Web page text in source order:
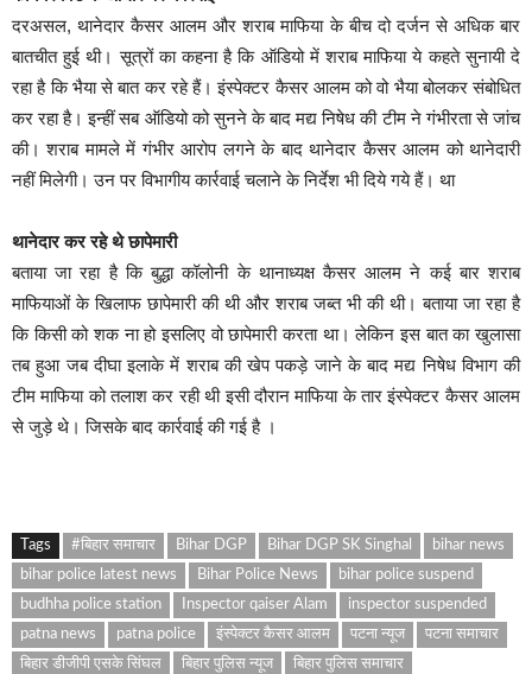
दरअसल, थानेदार कैसर आलम और शराब माफिया के बीच दो दर्जन से अधिक बार
बातचीत हुई थी। सूत्रों का कहना है कि ऑडियो में शराब माफिया ये कहते सुनायी दे
रहा है कि भैया से बात कर रहे हैं। इंस्पेक्टर कैसर आलम को वो भैया बोलकर संबोधित
कर रहा है। इन्हीं सब ऑडियो को सुनने के बाद मद्य निषेध की टीम ने गंभीरता से जांच
की। शराब मामले में गंभीर आरोप लगने के बाद थानेदार कैसर आलम को थानेदारी
नहीं मिलेगी। उन पर विभागीय कार्रवाई चलाने के निर्देश भी दिये गये हैं। था
थानेदार कर रहे थे छापेमारी
बताया जा रहा है कि बुद्धा कॉलोनी के थानाध्यक्ष कैसर आलम ने कई बार शराब
माफियाओं के खिलाफ छापेमारी की थी और शराब जब्त भी की थी। बताया जा रहा है
कि किसी को शक ना हो इसलिए वो छापेमारी करता था। लेकिन इस बात का खुलासा
तब हुआ जब दीघा इलाके में शराब की खेप पकड़े जाने के बाद मद्य निषेध विभाग की
टीम माफिया को तलाश कर रही थी इसी दौरान माफिया के तार इंस्पेक्टर कैसर आलम
से जुड़े थे। जिसके बाद कार्रवाई की गई है ।
Tags #बिहार समाचार Bihar DGP Bihar DGP SK Singhal
bihar news
bihar police latest news
Bihar Police News
bihar police suspend
budhha police station
Inspector qaiser Alam
inspector suspended
patna news
patna police इंस्पेक्टर कैसर आलम पटना न्यूज
पटना समाचार
बिहार डीजीपी एसके सिंघल
बिहार पुलिस न्यूज बिहार पुलिस समाचार